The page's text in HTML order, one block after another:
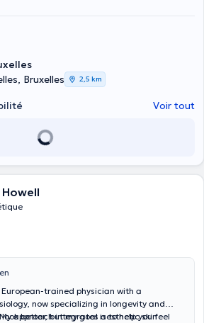
réduire la pilosité.
47, Bruxelles, Bruxelles
2,5 km
Voir tout
trained physician with a
now specializing in longevity and
approach integrates aesthetic skin
better, but my goal is to help you feel